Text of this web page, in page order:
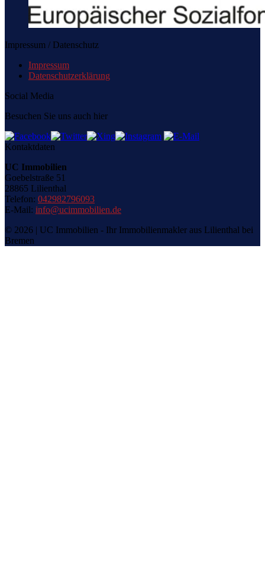
Impressum / Datenschutz
Impressum
Datenschutzerklärung
Social Media
Besuchen Sie uns auch hier
Kontaktdaten
UC Immobilien
Goebelstraße 51
28865 Lilienthal
Telefon: 042982796093
E-Mail: info@ucimmobilien.de
© 2026 | UC Immobilien - Ihr Immobilienmakler aus Lilienthal bei
Bremen